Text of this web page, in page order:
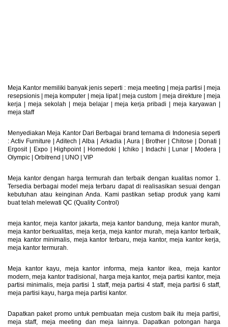
Meja Kantor memiliki banyak jenis seperti : meja meeting meja partisi |meja
resepsionis |meja komputer meja lipat|meja custom meja direkture |meja
kerja
meja sekolah meja belajar|meja kerja pribadi |meja karyawan
meja staff
Menyediakan Meja Kantor Dari Berbagai brand ternama di Indonesia seperti
: Activ Furniture |Aditech |Alba Arkadia| Aura| Brother| Chitose Donati
Ergosit| Expo| Highpoint| Homedoki Ichiko| Indachi Lunar Modera
Olympic
Orbitrend UNO VIP
Meja kantor dengan harga termurah dan terbaik dengan kualitas nomor 1.
Tersedia berbagai model meja terbaru dapat di realisasikan sesuai dengan
kebutuhan atau keinginan Anda. Kami pastikan setiap produk yang kami
buat telah melewati QC (Quality Control)
meja kantor, meja kantor jakarta, meja kantor bandung, meja kantor murah,
meja kantor berkualitas, meja kerja, meja kantor murah, meja kantor terbaik,
meja kantor minimalis, meja kantor terbaru, meja kantor, meja kantor kerja,
meja kantor termurah.
Meja kantor kayu, meja kantor informa, meja kantor ikea, meja kantor
modern, meja kantor tradisional, harga meja kantor, meja partisi kantor, meja
partisi minimalis, meja partisi 1 staff, meja partisi 4 staff, meja partisi 6 staff,
meja partisi kayu, harga meja partisi kantor.
Dapatkan paket promo untuk pembuatan meja custom baik itu meja partisi,
meja staff, meja meeting dan meja lainnya. Dapatkan potongan harga